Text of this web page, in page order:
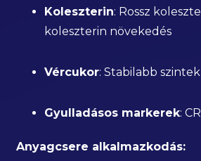
Koleszterin: Rossz
koleszterin növekedés
Vércukor: Stabilabb szintek
Gyulladásos markerek:
Anyagcsere alkalmazkodás: